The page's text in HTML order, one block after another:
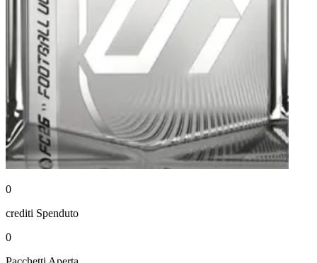
0
crediti Spenduto
0